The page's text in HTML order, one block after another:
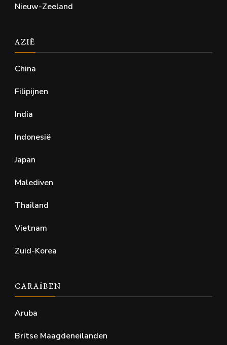
Nieuw-Zeeland
AZIË
China
Filipijnen
India
Indonesië
Japan
Malediven
Thailand
Vietnam
Zuid-Korea
CARAÏBEN
Aruba
Britse Maagdeneilanden